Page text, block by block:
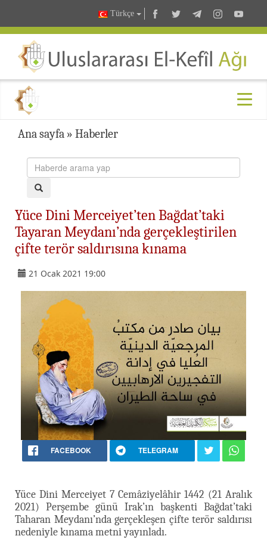
Türkçe
Ana sayfa » Haberler
Yüce Dini Merceiyet’ten Bağdat’taki
Tayaran Meydanı’nda gerçekleştirilen
çifte terör saldırısına kınama
21 Ocak 2021 19:00
FACEBOOK TELEGRAM
Yüce Dini Merceiyet 7 Cemâziyelâhir 1442 (21 Aralık
2021) Perşembe günü Irak’ın başkenti Bağdat’taki
Taharan Meydanı’nda gerçekleşen çifte terör saldırısı
nedeniyle kınama metni yayınladı.